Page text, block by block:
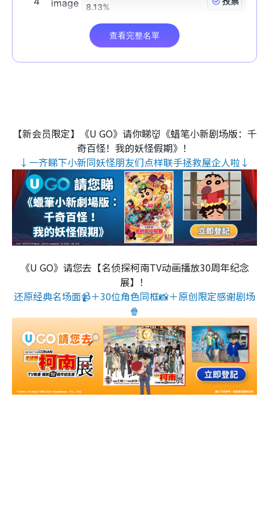
【新会员限定】《U GO》请你睇👹《蜡笔小新剧场版：千
奇百怪！我的妖怪假期》！
↓一齐睇下小新同妖怪朋友们点样联手拯救屋企人啦↓
《U GO》请您去【名侦探柯南TV动画播放30周年纪念
展】！
还原经典名场面📹＋30位角色同框📸＋原创限定感谢剧场
🍿